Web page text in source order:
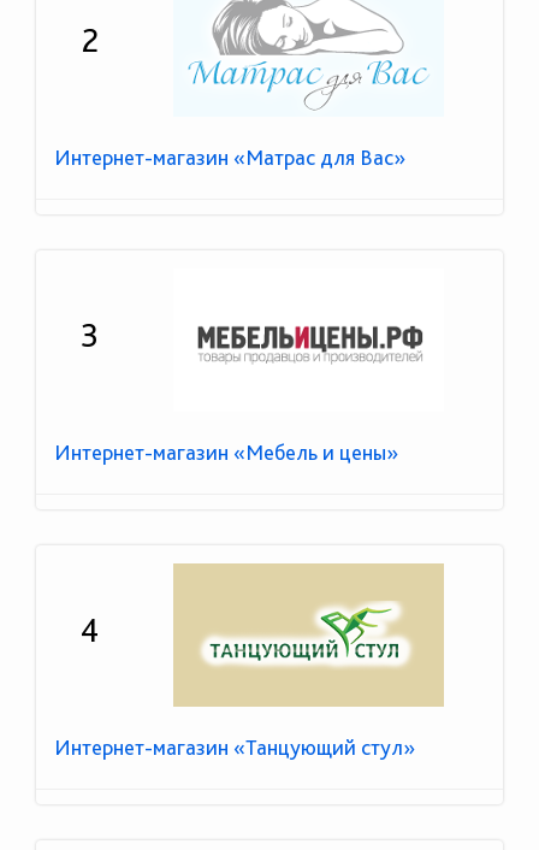
2
Интернет-магазин «Матрас для Вас»
3
Интернет-магазин «Мебель и цены»
4
Интернет-магазин «Танцующий стул»